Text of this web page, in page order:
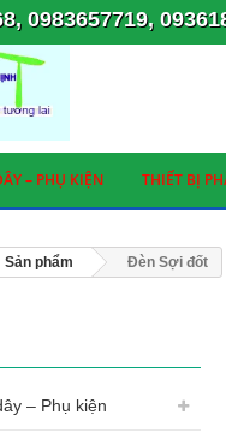
0983657719,
– PHỤ KIỆN THIẾT BỊ
Sản phẩm Đèn Sợi đốt
– Phụ kiện